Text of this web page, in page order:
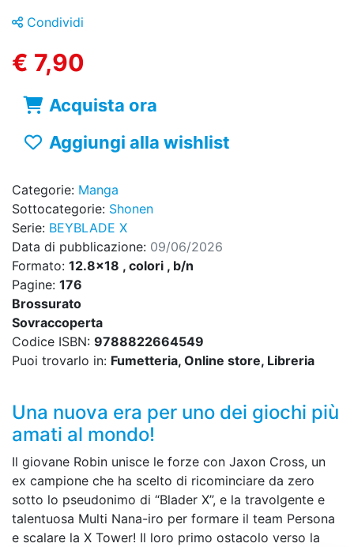
Condividi
€ 7,90
Acquista ora
Aggiungi alla wishlist
Categorie: Manga
Sottocategorie: Shonen
Serie: BEYBLADE X
Data di pubblicazione: 09/06/2026
Formato: 12.8x18 , colori , b/n
Pagine: 176
Brossurato
Sovraccoperta
Codice ISBN: 9788822664549
Puoi trovarlo in: Fumetteria, Online store, Libreria
Una nuova era per uno dei giochi più
amati al mondo!
Il giovane Robin unisce le forze con Jaxon Cross, un
ex campione che ha scelto di ricominciare da zero
sotto lo pseudonimo di “Blader X”, e la travolgente e
talentuosa Multi Nana-iro per formare il team Persona
e scalare la X Tower! Il loro primo ostacolo verso la